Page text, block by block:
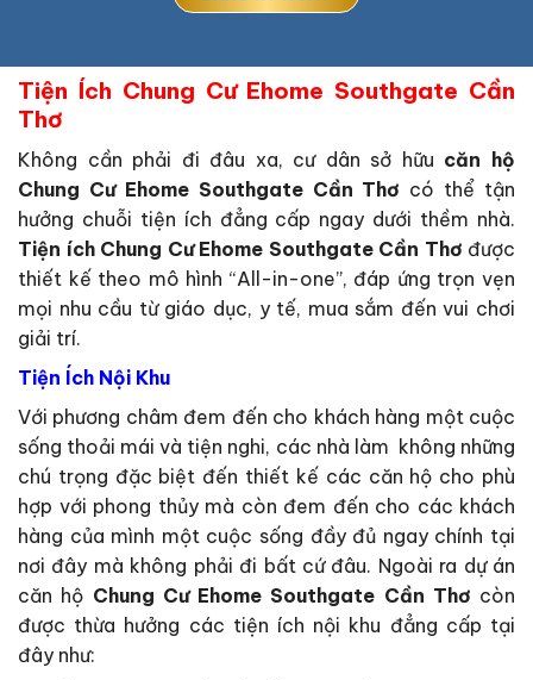
Tiện Ích Chung Cư Ehome Southgate Cần
Thơ
Không cần phải đi đâu xa, cư dân sở hữu căn hộ
Chung Cư Ehome Southgate Cần Thơ có thể tận
hưởng chuỗi tiện ích đẳng cấp ngay dưới thềm nhà.
Tiện ích Chung Cư Ehome Southgate Cần Thơ được
thiết kế theo mô hình “All-in-one”, đáp ứng trọn vẹn
mọi nhu cầu từ giáo dục, y tế, mua sắm đến vui chơi
giải trí.
Tiện Ích Nội Khu
Với phương châm đem đến cho khách hàng một cuộc
sống thoải mái và tiện nghi, các nhà làm không những
chú trọng đặc biệt đến thiết kế các căn hộ cho phù
hợp với phong thủy mà còn đem đến cho các khách
hàng của mình một cuộc sống đầy đủ ngay chính tại
nơi đây mà không phải đi bất cứ đâu. Ngoài ra dự án
căn hộ Chung Cư Ehome Southgate Cần Thơ còn
được thừa hưởng các tiện ích nội khu đẳng cấp tại
đây như: